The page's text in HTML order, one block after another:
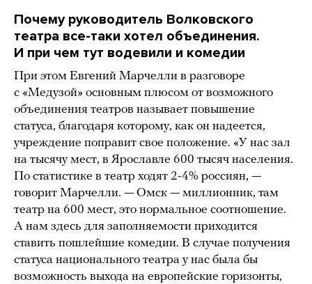
Почему руководитель Волковского
театра все-таки хотел объединения.
И при чем тут водевили и комедии
При этом Евгений Марчелли в разговоре
с «Медузой» основным плюсом от возможного
объединения театров называет повышение
статуса, благодаря которому, как он надеется,
учреждение поправит свое положение. «У нас зал
на тысячу мест, в Ярославле 600 тысяч населения.
По статистике в театр ходят 2-4% россиян, —
говорит Марчелли. — Омск — миллионник, там
театр на 600 мест, это нормальное соотношение.
А нам здесь для заполняемости приходится
ставить пошлейшие комедии. В случае получения
статуса национального театра у нас была бы
возможность выхода на европейские горизонты,